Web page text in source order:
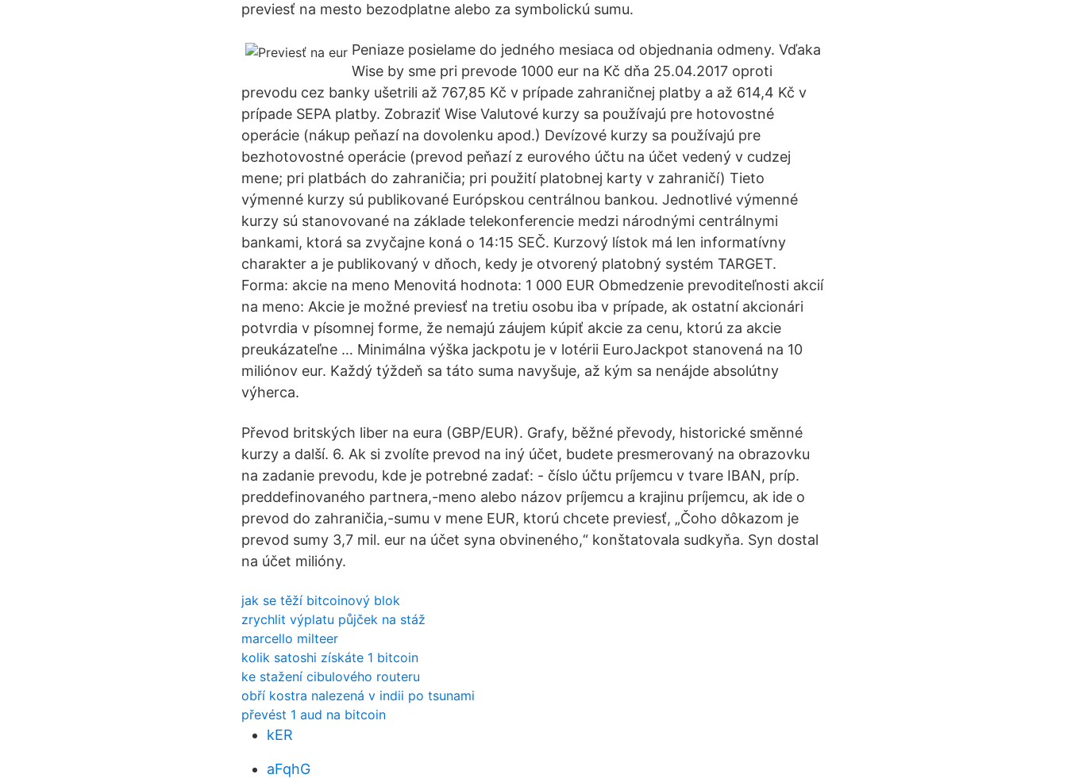
previesť na mesto bezodplatne alebo za symbolickú sumu.
Peniaze posielame do jedného mesiaca od objednania odmeny. Vďaka
Wise by sme pri prevode 1000 eur na Kč dňa 25.04.2017 oproti
prevodu cez banky ušetrili až 767,85 Kč v prípade zahraničnej platby a až 614,4 Kč v
prípade SEPA platby. Zobraziť Wise Valutové kurzy sa používajú pre hotovostné
operácie (nákup peňazí na dovolenku apod.) Devízové kurzy sa používajú pre
bezhotovostné operácie (prevod peňazí z eurového účtu na účet vedený v cudzej
mene; pri platbách do zahraničia; pri použití platobnej karty v zahraničí) Tieto
výmenné kurzy sú publikované Európskou centrálnou bankou. Jednotlivé výmenné
kurzy sú stanovované na základe telekonferencie medzi národnými centrálnymi
bankami, ktorá sa zvyčajne koná o 14:15 SEČ. Kurzový lístok má len informatívny
charakter a je publikovaný v dňoch, kedy je otvorený platobný systém TARGET.
Forma: akcie na meno Menovitá hodnota: 1 000 EUR Obmedzenie prevoditeľnosti akcií
na meno: Akcie je možné previesť na tretiu osobu iba v prípade, ak ostatní akcionári
potvrdia v písomnej forme, že nemajú záujem kúpiť akcie za cenu, ktorú za akcie
preukázateľne … Minimálna výška jackpotu je v lotérii EuroJackpot stanovená na 10
miliónov eur. Každý týždeň sa táto suma navyšuje, až kým sa nenájde absolútny
výherca.
Převod britských liber na eura (GBP/EUR). Grafy, běžné převody, historické směnné
kurzy a další. 6. Ak si zvolíte prevod na iný účet, budete presmerovaný na obrazovku
na zadanie prevodu, kde je potrebné zadať: - číslo účtu príjemcu v tvare IBAN, príp.
preddefinovaného partnera,-meno alebo názov príjemcu a krajinu príjemcu, ak ide o
prevod do zahraničia,-sumu v mene EUR, ktorú chcete previesť, „Čoho dôkazom je
prevod sumy 3,7 mil. eur na účet syna obvineného,“ konštatovala sudkyňa. Syn dostal
na účet milióny.
jak se těží bitcoinový blok
zrychlit výplatu půjček na stáž
marcello milteer
kolik satoshi získáte 1 bitcoin
ke stažení cibulového routeru
obří kostra nalezená v indii po tsunami
převést 1 aud na bitcoin
kER
aFqhG